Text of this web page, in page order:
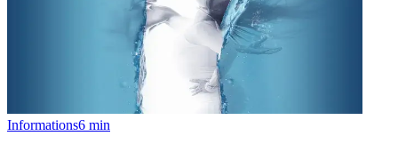
Informations6 min